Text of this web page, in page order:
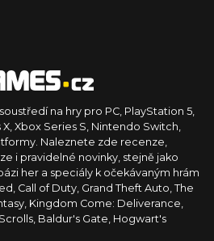
na hry pro PC, PlayStation 5,
Xbox Series S, Nintendo Switch,
Naleznete zde recenze,
i pravidelné novinky, stejně jako
her a speciály k očekávaným hrám
Call of Duty, Grand Theft Auto, The
Kingdom Come: Deliverance,
Baldur's Gate, Hogwart's